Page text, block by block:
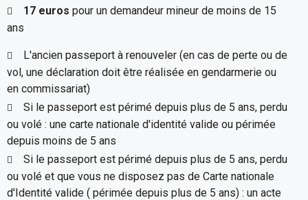
17 euros pour un demandeur mineur de moins de 15
ans
L'ancien passeport à renouveler (en cas de perte ou de
vol, une déclaration doit être réalisée en gendarmerie ou
en commissariat)
Si le passeport est périmé depuis plus de 5 ans, perdu
ou volé : une carte nationale d'identité valide ou périmée
depuis moins de 5 ans
Si le passeport est périmé depuis plus de 5 ans, perdu
ou volé et que vous ne disposez pas de Carte nationale
d'Identité valide ( périmée depuis plus de 5 ans) : un acte